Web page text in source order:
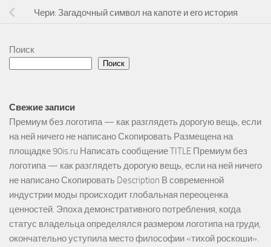
Чери: Загадочный символ на капоте и его история
Поиск
Поиск
Свежие записи
Премиум без логотипа — как разглядеть дорогую вещь, если
на ней ничего не написано Скопировать Размещена на
площадке 90is.ru Написать сообщение TITLE Премиум без
логотипа — как разглядеть дорогую вещь, если на ней ничего
не написано Скопировать Description В современной
индустрии моды происходит глобальная переоценка
ценностей. Эпоха демонстративного потребления, когда
статус владельца определялся размером логотипа на груди,
окончательно уступила место философии «тихой роскоши».